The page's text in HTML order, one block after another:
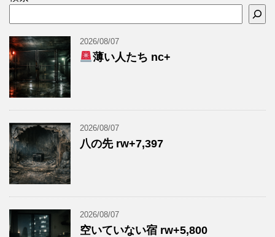
2026/08/07
薄い人たち nc+
2026/08/07
八の先 rw+7,397
2026/08/07
空いていない宿 rw+5,800